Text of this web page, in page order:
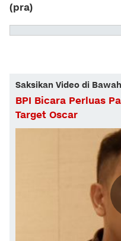
(pra)
Saksikan Video di
BPI Bicara Perluas
Target Oscar